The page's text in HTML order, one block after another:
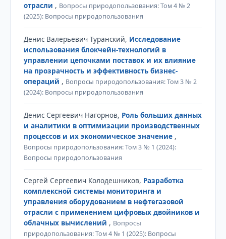
отрасли , Вопросы природопользования: Том 4 № 2
(2025): Вопросы природопользования
Денис Валерьевич Туранский, Исследование
использования блокчейн-технологий в
управлении цепочками поставок и их влияние
на прозрачность и эффективность бизнес-
операций , Вопросы природопользования: Том 3 № 2
(2024): Вопросы природопользования
Денис Сергеевич Нагорнов, Роль больших данных
и аналитики в оптимизации производственных
процессов и их экономическое значение ,
Вопросы природопользования: Том 3 № 1 (2024):
Вопросы природопользования
Сергей Сергеевич Колодешников, Разработка
комплексной системы мониторинга и
управления оборудованием в нефтегазовой
отрасли с применением цифровых двойников и
облачных вычислений , Вопросы
природопользования: Том 4 № 1 (2025): Вопросы